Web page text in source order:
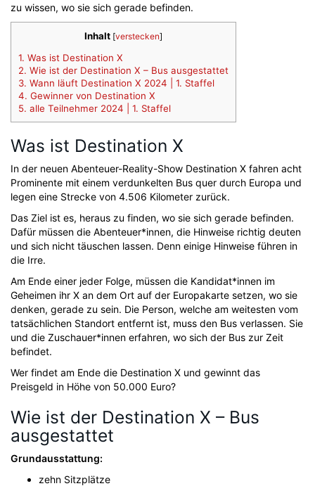
zu wissen, wo sie sich gerade befinden.
Inhalt [verstecken]
1. Was ist Destination X
2. Wie ist der Destination X – Bus ausgestattet
3. Wann läuft Destination X 2024 | 1. Staffel
4. Gewinner von Destination X
5. alle Teilnehmer 2024 | 1. Staffel
Was ist Destination X
In der neuen Abenteuer-Reality-Show Destination X fahren acht
Prominente mit einem verdunkelten Bus quer durch Europa und
legen eine Strecke von 4.506 Kilometer zurück.
Das Ziel ist es, heraus zu finden, wo sie sich gerade befinden.
Dafür müssen die Abenteuer*innen, die Hinweise richtig deuten
und sich nicht täuschen lassen. Denn einige Hinweise führen in
die Irre.
Am Ende einer jeder Folge, müssen die Kandidat*innen im
Geheimen ihr X an dem Ort auf der Europakarte setzen, wo sie
denken, gerade zu sein. Die Person, welche am weitesten vom
tatsächlichen Standort entfernt ist, muss den Bus verlassen. Sie
und die Zuschauer*innen erfahren, wo sich der Bus zur Zeit
befindet.
Wer findet am Ende die Destination X und gewinnt das
Preisgeld in Höhe von 50.000 Euro?
Wie ist der Destination X – Bus
ausgestattet
Grundausstattung:
zehn Sitzplätze